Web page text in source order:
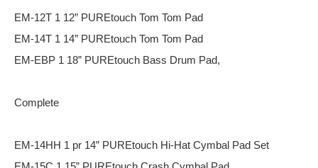
EM-12T 1 12” PUREtouch Tom Tom Pad
EM-14T 1 14” PUREtouch Tom Tom Pad
EM-EBP 1 18” PUREtouch Bass Drum Pad,
Complete
EM-14HH 1 pr 14” PUREtouch Hi-Hat Cymbal Pad Set